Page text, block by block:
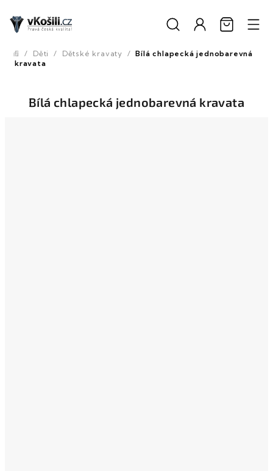
obsah
Domů
/ Děti / Dětské kravaty / Bílá chlapecká jednobarevná
kravata
Bílá chlapecká jednobarevná kravata